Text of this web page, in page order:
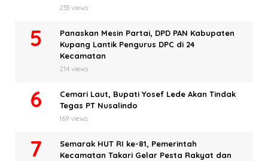
233 views
Panaskan Mesin Partai, DPD PAN Kabupaten
Kupang Lantik Pengurus DPC di 24
Kecamatan
214 views
Cemari Laut, Bupati Yosef Lede Akan Tindak
Tegas PT Nusalindo
169 views
Semarak HUT RI ke-81, Pemerintah
Kecamatan Takari Gelar Pesta Rakyat dan